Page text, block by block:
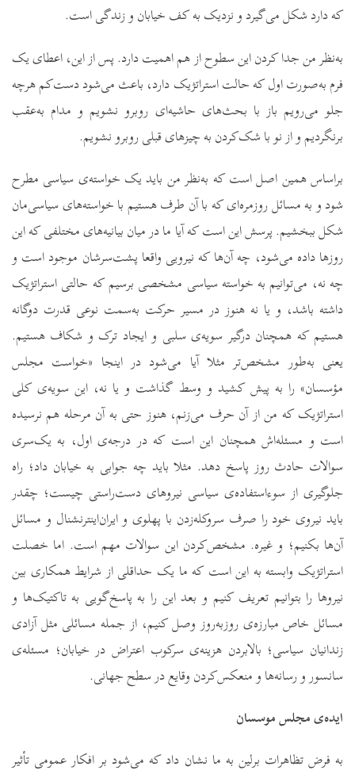
که دارد شکل می‌گیرد و نزدیک به کف خیابان و زندگی است.
به‌نظر من جدا کردن این سطوح از هم اهمیت دارد. پس از این، اعطای یک
فرم به‌صورت اول که حالت استراتژیک دارد، باعث می‌شود دست‌کم هرچه
جلو می‌رویم باز با بحث‌های حاشیه‌ای روبرو نشویم و مدام به‌عقب
برنگردیم و از نو با شک‌کردن به چیزهای قبلی روبرو نشویم.
براساس همین اصل است که به‌نظر من باید یک خواسته‌ی سیاسی مطرح
شود و به مسائل روزمره‌ای که با آن طرف هستیم با خواسته‌های سیاسی‌مان
شکل ببخشیم. پرسش این است که آیا ما در میان بیانیه‌های مختلفی که این
روزها داده می‌شود، چه آن‌ها که نیرویی واقعا پشت‌سرشان موجود است و
چه نه، می‌توانیم به خواسته سیاسی مشخصی برسیم که حالتی استراتژیک
داشته باشد، و یا نه هنوز در مسیر حرکت به‌سمت نوعی قدرت دوگانه
هستیم که همچنان درگیر سویه‌ی سلبی و ایجاد ترک و شکاف هستیم.
یعنی به‌طور مشخص‌تر مثلا آیا می‌شود در اینجا «خواست مجلس
مؤسسان» را به پیش کشید و وسط گذاشت و یا نه، این سویه‌ی کلی
استراتژیک که من از آن حرف می‌زنم، هنوز حتی به آن مرحله هم نرسیده
است و مسئله‌اش همچنان این است که در درجه‌ی اول، به یک‌سری
سوالات حادث روز پاسخ دهد. مثلا باید چه جوابی به خیابان داد؛ راه
جلوگیری از سوءاستفاده‌ی سیاسی نیروهای دست‌راستی چیست؛ چقدر
باید نیروی خود را صرف سروکله‌زدن با پهلوی و ایران‌اینترنشنال و مسائل
آن‌ها بکنیم؛ و غیره. مشخص‌کردن این سوالات مهم است. اما خصلت
استراتژیک وابسته به این است که ما یک حداقلی از شرایط همکاری بین
نیروها را بتوانیم تعریف کنیم و بعد این را به پاسخ‌گویی به تاکتیک‌ها و
مسائل خاص مبارزه‌ی روز‌به‌روز وصل کنیم، از جمله مسائلی مثل آزادی
زندانیان سیاسی؛ بالابردن هزینه‌ی سرکوب اعتراض در خیابان؛ مسئله‌ی
سانسور و رسانه‌ها و منعکس‌کردن وقایع در سطح جهانی.
ایده‌ی مجلس موسسان
به فرض تظاهرات برلین به ما نشان داد که می‌شود بر افکار عمومی تأثیر